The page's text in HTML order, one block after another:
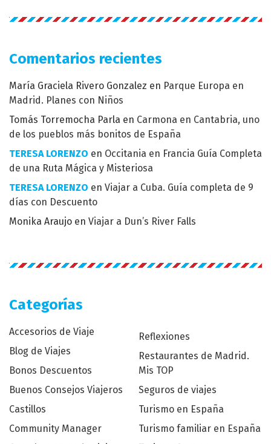
Comentarios recientes
María Graciela Rivero Gonzalez en Parque Europa en
Madrid. Planes con Niños
Tomás Torremocha Parla en Carmona en Cantabria, uno
de los pueblos más bonitos de España
TERESA LORENZO en Occitania en Francia Guía Completa
de una Ruta Mágica y Misteriosa
TERESA LORENZO en Viajar a Cuba. Guía completa de 9
días con Descuento
Monika Araujo en Viajar a Dun’s River Falls
Categorías
Accesorios de Viaje
Blog de Viajes
Bonos Descuentos
Buenos Consejos Viajeros
Castillos
Community Manager
Reflexiones
Restaurantes de Madrid.
Mis TOP
Seguros de viajes
Turismo en España
Turismo familiar en España